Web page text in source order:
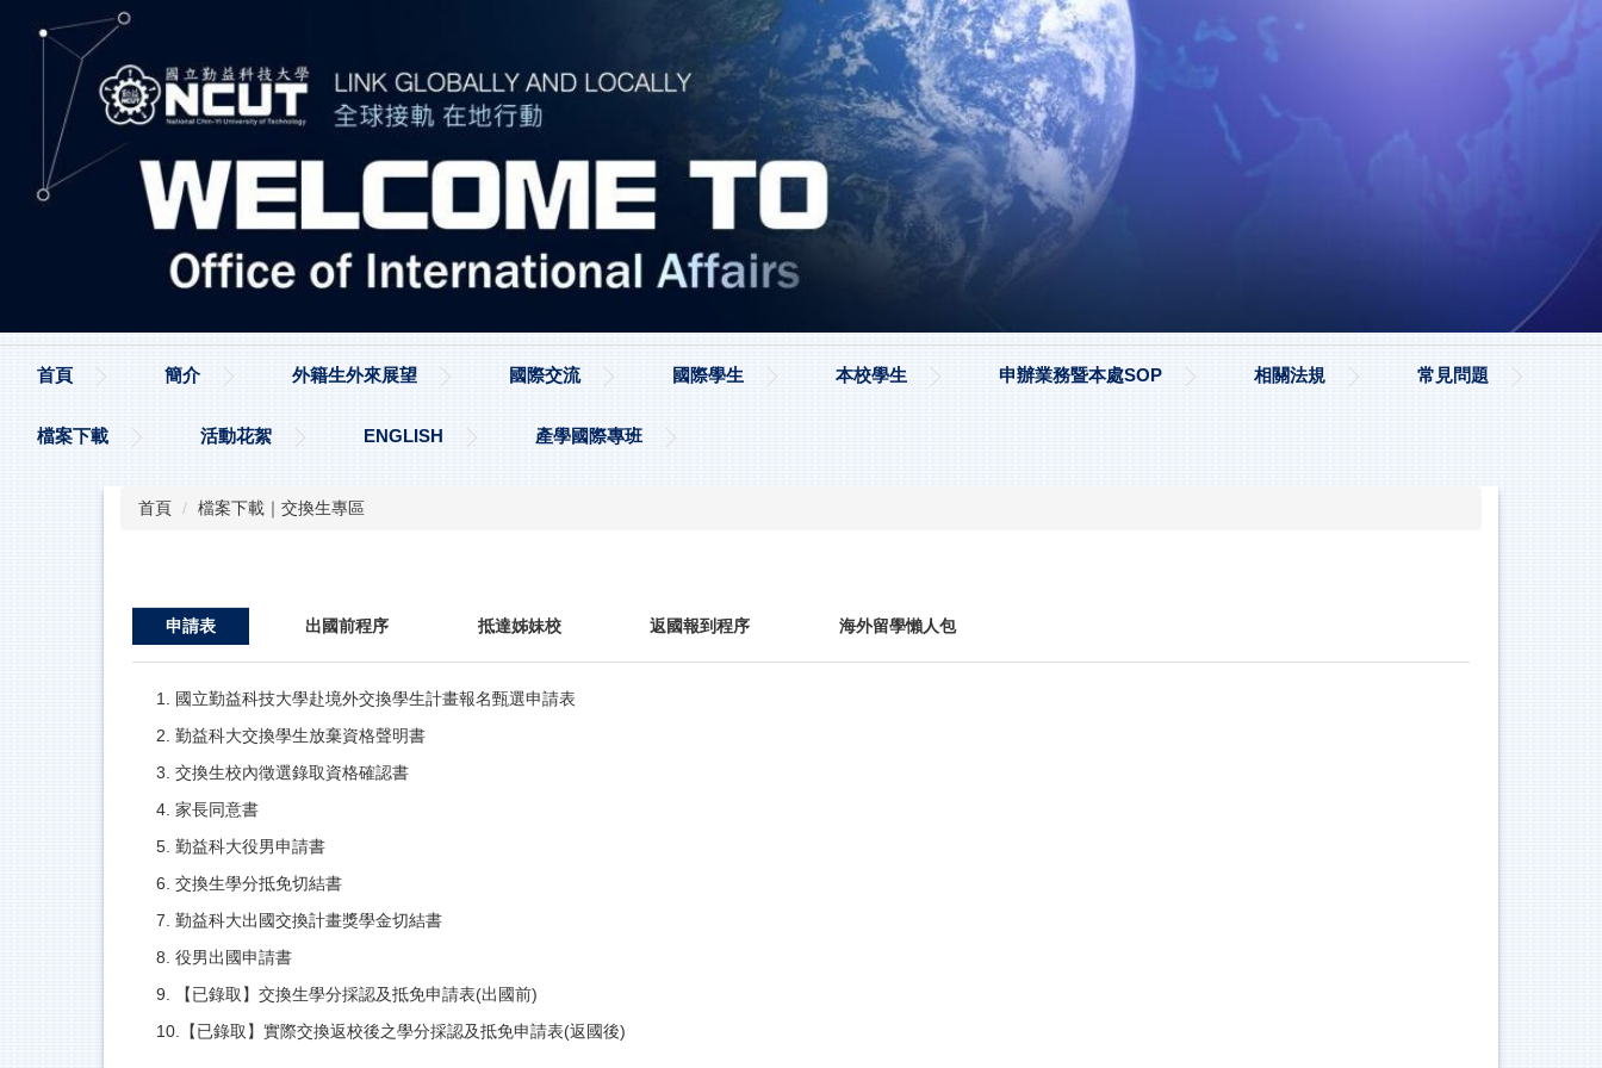
首頁 簡介 外籍生外來展望 國際交流 國際學生 本校學生 申辦業務暨本處SOP 相關法規 常見問題
檔案下載 活動花絮 ENGLISH 產學國際專班
首頁 檔案下載｜交換生專區
申請表 出國前程序 抵達姊妹校 返國報到程序 海外留學懶人包
1. 國立勤益科技大學赴境外交換學生計畫報名甄選申請表
2. 勤益科大交換學生放棄資格聲明書
3. 交換生校內徵選錄取資格確認書
4. 家長同意書
5. 勤益科大役男申請書
6. 交換生學分抵免切結書
7. 勤益科大出國交換計畫獎學金切結書
8. 役男出國申請書
9.
【已錄取】交換生學分採認及抵免申請表(出國前)
10.
【已錄取】實際交換返校後之學分採認及抵免申請表(返國後)